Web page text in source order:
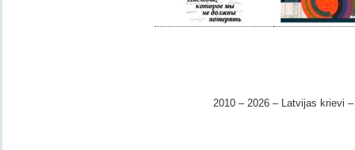
2010 – 2026 – Latvijas krievi –